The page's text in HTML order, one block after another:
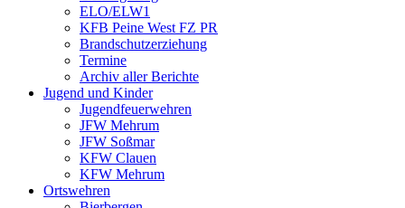
ELO/ELW1
KFB Peine West FZ PR
Brandschutzerziehung
Termine
Archiv aller Berichte
Jugend und Kinder
Jugendfeuerwehren
JFW Mehrum
JFW Soßmar
KFW Clauen
KFW Mehrum
Ortswehren